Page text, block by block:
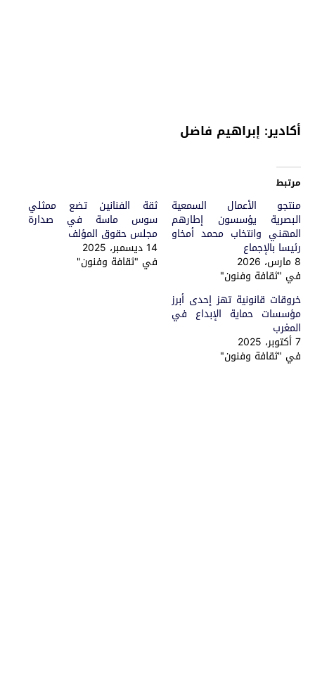
أكادير: إبراهيم فاضل
مرتبط
منتجو الأعمال السمعية
البصرية يؤسسون إطارهم
المهني وانتخاب محمد أمخاو
رئيسا بالإجماع
8 مارس، 2026
في "ثقافة وفنون"
ثقة الفنانين تضع ممثلي
سوس ماسة في صدارة
مجلس حقوق المؤلف
14 ديسمبر، 2025
في "ثقافة وفنون"
خروقات قانونية تهز إحدى أبرز
مؤسسات حماية الإبداع في
المغرب
7 أكتوبر، 2025
في "ثقافة وفنون"